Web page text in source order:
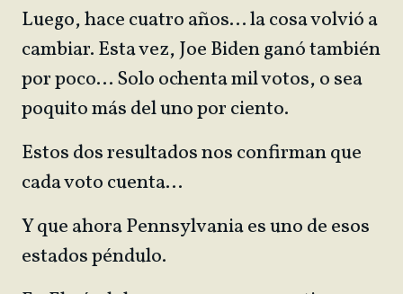
Luego, hace cuatro años… la cosa volvió a
cambiar. Esta vez, Joe Biden ganó también
por poco… Solo ochenta mil votos, o sea
poquito más del uno por ciento.
Estos dos resultados nos confirman que
cada voto cuenta…
Y que ahora Pennsylvania es uno de esos
estados péndulo.